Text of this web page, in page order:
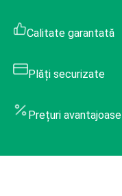
Calitate garantată
Plăți securizate
Prețuri avantajoase